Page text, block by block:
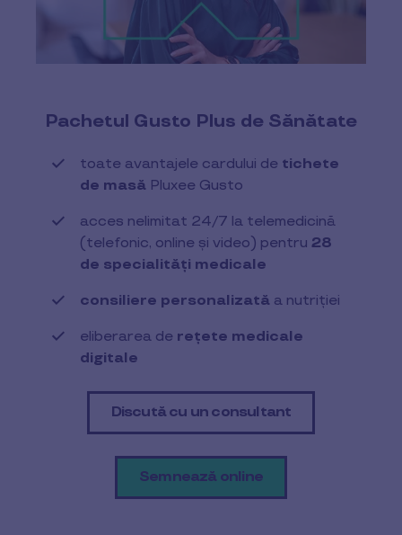
Pachetul Gusto Plus de Sănătate
toate avantajele cardului de tichete
de masă Pluxee Gusto
acces nelimitat 24/7 la telemedicină
(telefonic, online și video) pentru 28
de specialități medicale
consiliere personalizată a nutriției
eliberarea de rețete medicale
digitale
Discută cu un consultant
Semnează online